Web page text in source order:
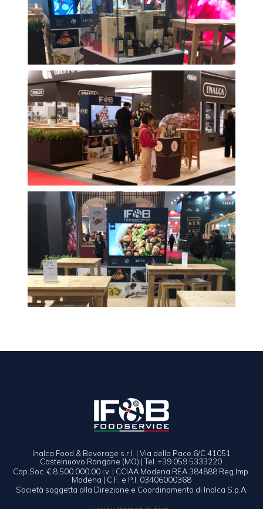
Inalca Food & Beverage s.r.l. | Via della Pace 6/C 41051
Castelnuovo Rangone (MO) | Tel. +39 059 5333220
Cap.Soc. € 8.500.000,00 i.v. | CCIAA Modena REA 384888 Reg.Imp.
Modena | C.F. e P.I. 03406000368
Società soggetta alla Direzione e Coordinamento di Inalca S.p.A.